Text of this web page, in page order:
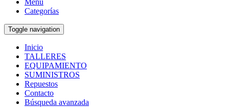
Categorías
Toggle navigation
Inicio
TALLERES
EQUIPAMIENTO
SUMINISTROS
Repuestos
Contacto
Búsqueda avanzada